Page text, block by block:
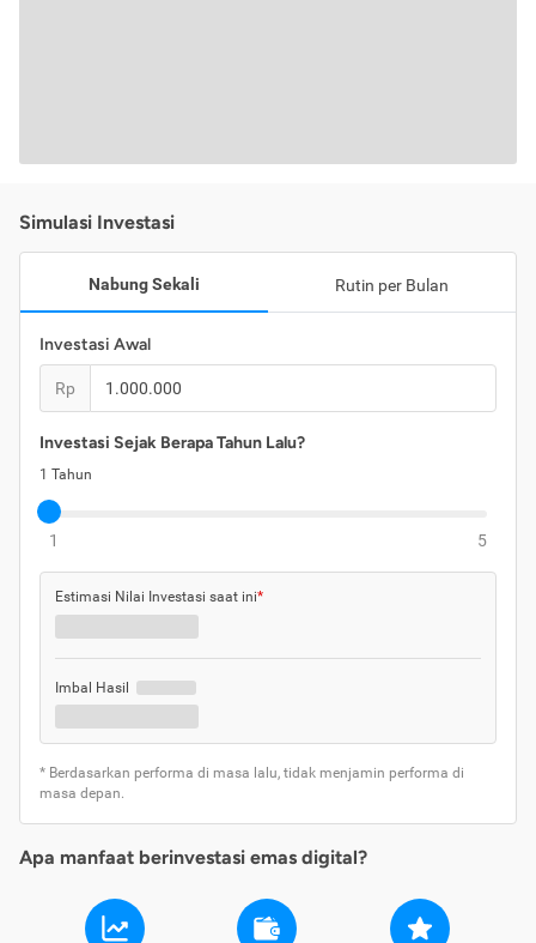
Simulasi Investasi
Nabung Sekali Rutin per Bulan
Investasi Awal
Rp
Investasi Sejak Berapa Tahun Lalu?
1 Tahun
1 5
Estimasi Nilai Investasi saat ini*
Imbal Hasil
* Berdasarkan performa di masa lalu, tidak menjamin performa di
masa depan.
Apa manfaat berinvestasi emas digital?